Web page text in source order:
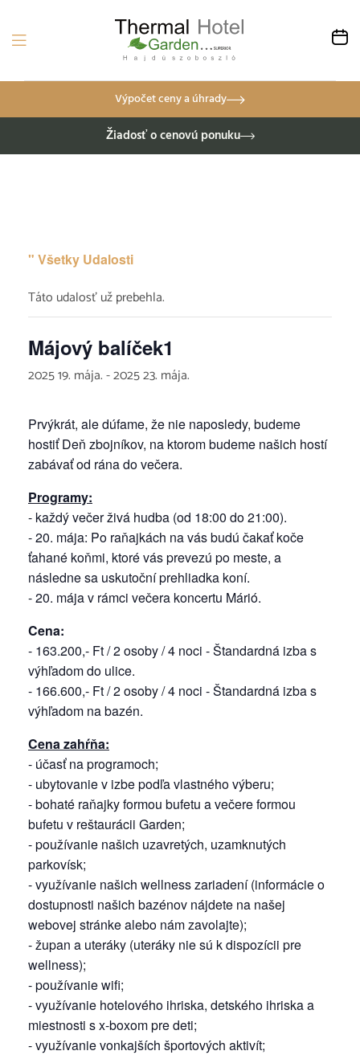
Výpočet ceny a úhrady
Žiadosť o cenovú ponuku
" Všetky Udalosti
Táto udalosť už prebehla.
Májový balíček1
2025 19. mája.-2025 23. mája.
Prvýkrát, ale dúfame, že nie naposledy, budeme
hostiť Deň zbojníkov, na ktorom budeme našich hostí
zabávať od rána do večera.
Programy:
- každý večer živá hudba (od 18:00 do 21:00).
- 20. mája: Po raňajkách na vás budú čakať koče
ťahané koňmi, ktoré vás prevezú po meste, a
následne sa uskutoční prehliadka koní.
- 20. mája v rámci večera koncertu Márió.
Cena:
- 163.200,- Ft / 2 osoby / 4 noci - Štandardná izba s
výhľadom do ulice.
- 166.600,- Ft / 2 osoby / 4 noci - Štandardná izba s
výhľadom na bazén.
Cena zahŕňa:
- účasť na programoch;
- ubytovanie v izbe podľa vlastného výberu;
- bohaté raňajky formou bufetu a večere formou
bufetu v reštaurácii Garden;
- používanie našich uzavretých, uzamknutých
parkovísk;
- využívanie našich wellness zariadení (informácie o
dostupnosti našich bazénov nájdete na našej
webovej stránke alebo nám zavolajte);
- župan a uteráky (uteráky nie sú k dispozícii pre
wellness);
- používanie wifi;
- využívanie hotelového ihriska, detského ihriska a
miestnosti s x-boxom pre deti;
- využívanie vonkajších športových aktivít;